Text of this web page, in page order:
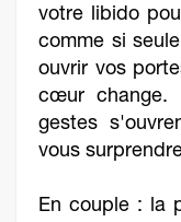
votre libido
comme si
ouvrir vos
cœur change.
gestes
vous
En couple : la